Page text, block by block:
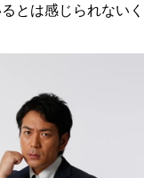
とは感じられないく